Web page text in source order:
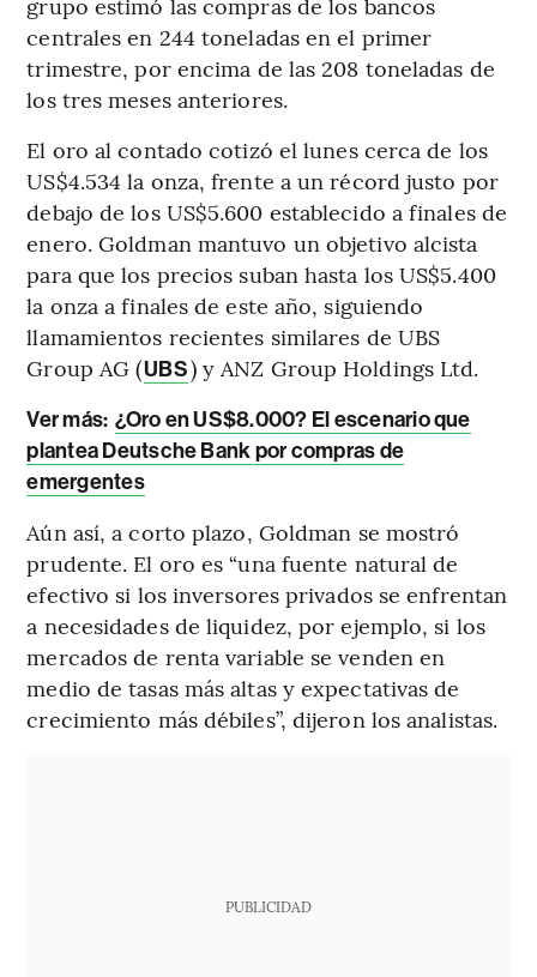
centrales en 244 toneladas en el primer
trimestre, por encima de las 208 toneladas de
los tres meses anteriores.
El oro al contado cotizó el lunes cerca de los
US$4.534 la onza, frente a un récord justo por
debajo de los US$5.600 establecido a finales de
enero. Goldman mantuvo un objetivo alcista
para que los precios suban hasta los US$5.400
la onza a finales de este año, siguiendo
llamamientos recientes similares de UBS
Group AG (UBS) y ANZ Group Holdings Ltd.
Ver más: ¿Oro en US$8.000? El escenario que
plantea Deutsche Bank por compras de
emergentes
Aún así, a corto plazo, Goldman se mostró
prudente. El oro es “una fuente natural de
efectivo si los inversores privados se enfrentan
a necesidades de liquidez, por ejemplo, si los
mercados de renta variable se venden en
medio de tasas más altas y expectativas de
crecimiento más débiles”, dijeron los analistas.
PUBLICIDAD